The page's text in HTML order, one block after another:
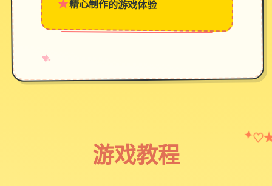
★精心制作的游戏体验
♥
✧
→
游戏教程
✦♡